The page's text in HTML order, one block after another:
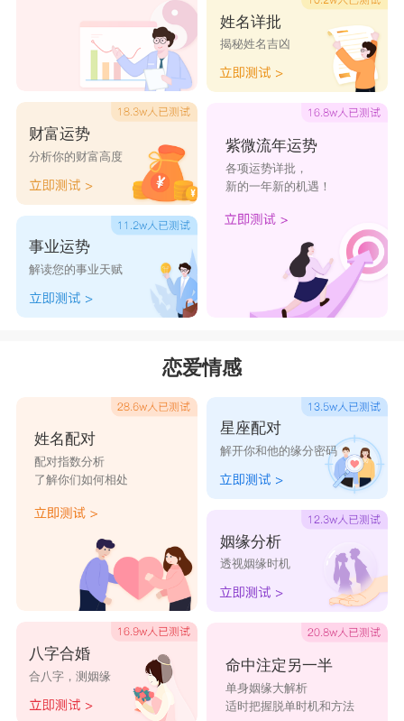
世界
财富运势
分析你的财富高度
事业运势
解读您的事业天赋
姓名详批
揭秘姓名吉凶
紫微流年运势
各项运势详批，
新的一年新的机遇！
恋爱情感
姓名配对
配对指数分析
了解你们如何相处
八字合婚
合八字，测姻缘
星座配对
解开你和他的缘分密码
姻缘分析
透视姻缘时机
命中注定另一半
单身姻缘大解析
适时把握脱单时机和方法